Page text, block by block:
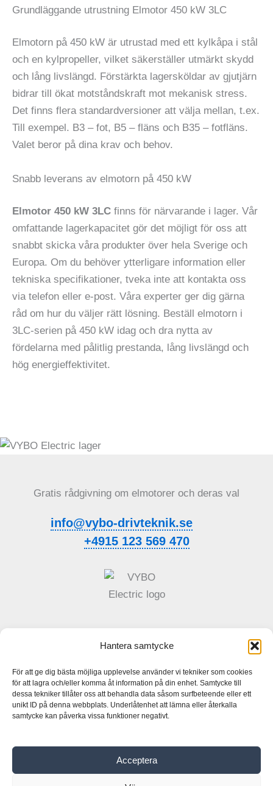
Hantera samtycke
För att ge dig bästa möjliga upplevelse använder vi tekniker som cookies
för att lagra och/eller komma åt information på din enhet. Samtycke till
dessa tekniker tillåter oss att behandla data såsom surfbeteende eller ett
unikt ID på denna webbplats. Underlåtenhet att lämna eller återkalla
samtycke kan påverka vissa funktioner negativt.
Acceptera
Grundläggande utrustning Elmotor 450 kW 3LC
Elmotorn på 450 kW är utrustad med ett kylkåpa i stål
och en kylpropeller, vilket säkerställer utmärkt skydd
och lång livslängd. Förstärkta lagersköldar av gjutjärn
bidrar till ökat motståndskraft mot mekanisk stress.
Det finns flera standardversioner att välja mellan, t.ex.
Till exempel. B3 – fot, B5 – fläns och B35 – fotfläns.
Valet beror på dina krav och behov.
Snabb leverans av elmotorn på 450 kW
Elmotor 450 kW 3LC finns för närvarande i lager. Vår
omfattande lagerkapacitet gör det möjligt för oss att
snabbt skicka våra produkter över hela Sverige och
Europa. Om du behöver ytterligare information eller
tekniska specifikationer, tveka inte att kontakta oss
via telefon eller e-post. Våra experter ger dig gärna
råd om hur du väljer rätt lösning. Beställ elmotorn i
3LC-serien på 450 kW idag och dra nytta av
fördelarna med pålitlig prestanda, lång livslängd och
hög energieffektivitet.
Gratis rådgivning om elmotorer och deras val
info@vybo-drivteknik.se
+4915 123 569 470
Hem
Frekvensomvandlare
Växellåda